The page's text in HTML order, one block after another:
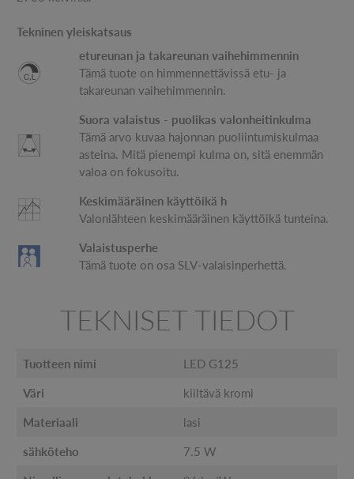
Tekninen yleiskatsaus
etureunan ja takareunan vaihehimmennin
Tämä tuote on himmennettävissä etu- ja
takareunan vaihehimmennin.
Suora valaistus - puolikas valonheitinkulma
Tämä arvo kuvaa hajonnan puoliintumiskulmaa
asteina. Mitä pienempi kulma on, sitä enemmän
valoa on fokusoitu.
Keskimääräinen käyttöikä h
Valonlähteen keskimääräinen käyttöikä tunteina.
Valaistusperhe
Tämä tuote on osa SLV-valaisinperhettä.
TEKNISET TIEDOT
Tuotteen nimi LED G125
Väri kiiltävä kromi
Materiaali lasi
sähköteho 7.5 W